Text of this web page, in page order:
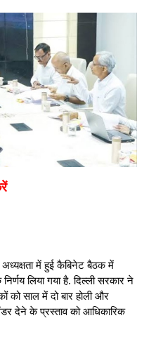
अध्यक्षता में हुई कैबिनेट बैठक में
लिया गया है. दिल्ली सरकार ने
को साल में दो बार होली और
देने के प्रस्ताव को आधिकारिक